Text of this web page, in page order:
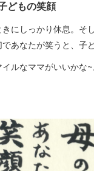
どもの笑顔
にしっかり休息。そ
あなたが笑うと、子
ルなママがいいかな